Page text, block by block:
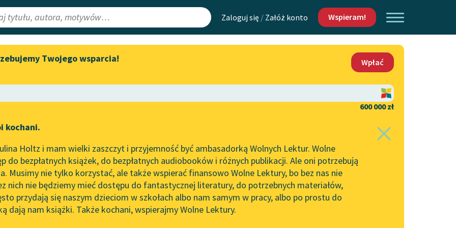
Zaloguj się / Załóż konto Wspieram!
Lektury
redakcyjne
Aktualności
„Prokurator Alicja Horn” do
literatury skandynawskiej
Spotkanie z Katarzyną Tunkiel
w Oslo
102. lata temu zmarł Joseph
Conrad
Mapa Wolnych Lektur
Leśmianator
API
OAI-PMH
Widget Wolnych Lektur
Kontakt
O projekcie
Zasady wykorzystania
Wolnych Lektur
Logotypy
Materiały promocyjne
Twojego wsparcia!
Wpłać
600 000 zł
kochani.
Holtz i mam wielki zaszczyt i przyjemność być ambasadorką Wolnych Lektur. Wolne
do bezpłatnych książek, do bezpłatnych audiobooków i różnych publikacji. Ale oni potrzebują
Musimy nie tylko korzystać, ale także wspierać finansowo Wolne Lektury, bo bez nas nie
nich nie będziemy mieć dostępu do fantastycznej literatury, do potrzebnych materiałów,
przydają się naszym dzieciom w szkołach albo nam samym w pracy, albo po prostu do
dają nam książki. Także kochani, wspierajmy Wolne Lektury.
Bolesław Prus✖